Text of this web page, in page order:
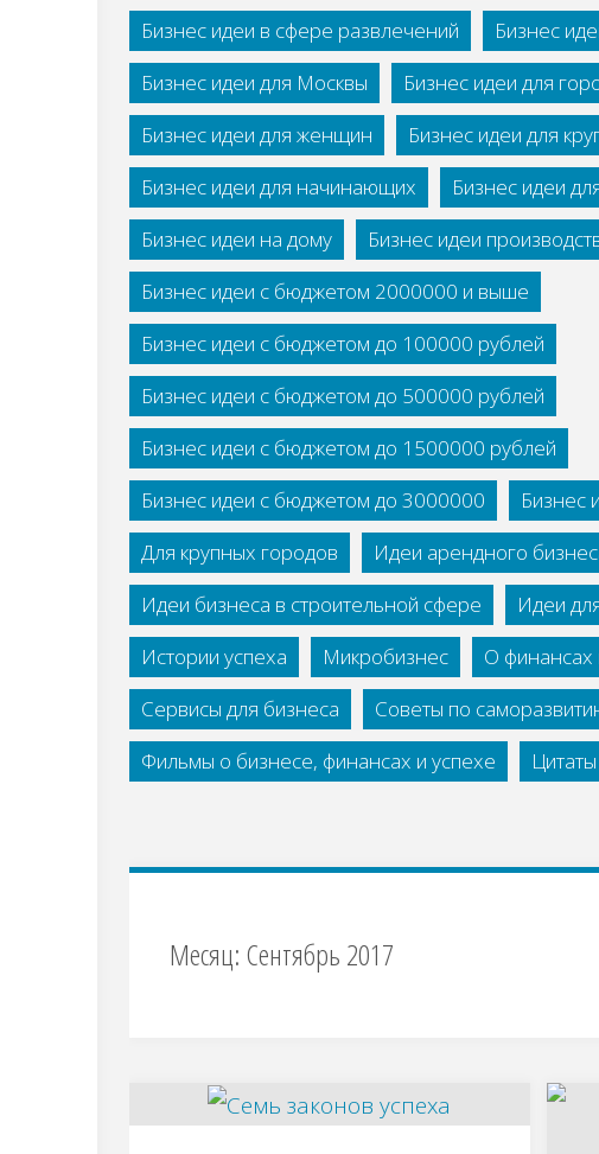
Бизнес идеи в сфере развлечений
Бизнес
Бизнес идеи для Москвы
Бизнес идеи для
Бизнес идеи для женщин
Бизнес идеи для
Бизнес идеи для начинающих
Бизнес идеи
Бизнес идеи на дому
Бизнес идеи
Бизнес идеи с бюджетом 2000000 и выше
Бизнес идеи с бюджетом до 100000 рублей
Бизнес идеи с бюджетом до 500000 рублей
Бизнес идеи с бюджетом до 1500000 рублей
Бизнес идеи с бюджетом до 3000000
Бизнес
Для крупных городов
Идеи арендного
Идеи бизнеса в строительной сфере
Идеи
Истории успеха
Микробизнес О финансах
Сервисы для бизнеса
Советы по
Фильмы о бизнесе, финансах и успехе
Месяц: Сентябрь 2017